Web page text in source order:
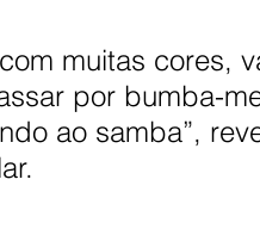
muitas cores,
por bumba-
ao samba”,